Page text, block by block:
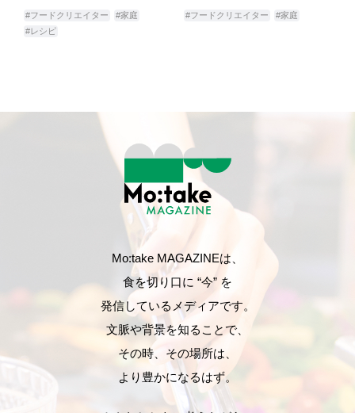
#フードクリエイター
#家庭
#レシピ
#フードクリエイター #家庭
Mo:take MAGAZINEは、
食を切り口に “今” を
発信しているメディアです。
文脈や背景を知ることで、
その時、その場所は、
より豊かになるはず。